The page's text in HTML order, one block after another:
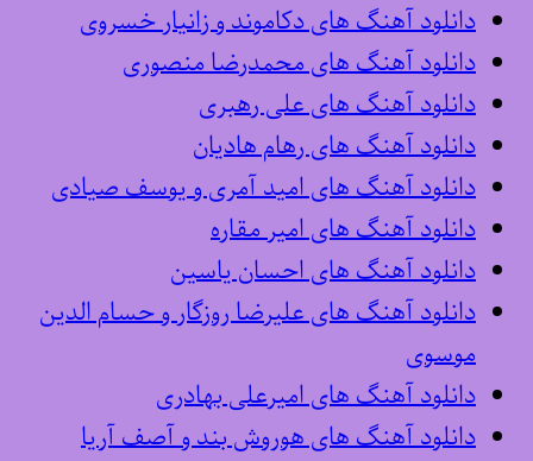
دانلود آهنگ های دکاموند و زانیار خسروی
دانلود آهنگ های محمدرضا منصوری
دانلود آهنگ های علی رهبری
دانلود آهنگ های رهام هادیان
دانلود آهنگ های امید آمری و یوسف صیادی
دانلود آهنگ های امیر مقاره
دانلود آهنگ های احسان یاسین
دانلود آهنگ های علیرضا روزگار و حسام الدین
موسوی
دانلود آهنگ های امیرعلی بهادری
دانلود آهنگ های هوروش بند و آصف آریا